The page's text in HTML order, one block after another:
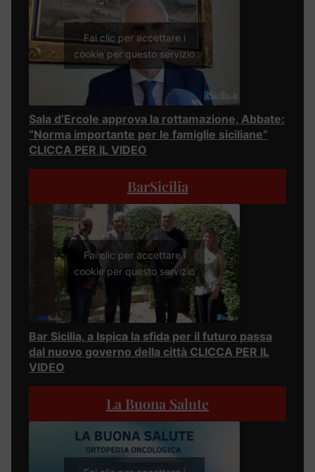
Fai clic per accettare i
cookie per questo servizio
Sala d’Ercole approva la rottamazione, Abbate:
“Norma importante per le famiglie siciliane”
CLICCA PER IL VIDEO
BarSicilia
Fai clic per accettare i
cookie per questo servizio
Bar Sicilia, a Ispica la sfida per il futuro passa
dal nuovo governo della città CLICCA PER IL
VIDEO
La Buona Salute